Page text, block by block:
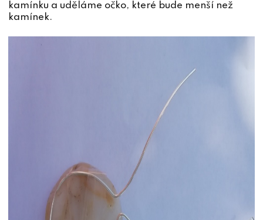
kamínku a uděláme očko, které bude menší než
kamínek.